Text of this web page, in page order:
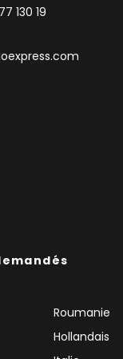
130 19
Roumanie
Hollandais